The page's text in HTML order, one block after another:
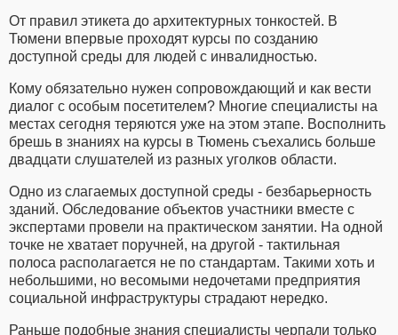
От правил этикета до архитектурных тонкостей. В
Тюмени впервые проходят курсы по созданию
доступной среды для людей с инвалидностью.
Кому обязательно нужен сопровождающий и как вести
диалог с особым посетителем? Многие специалисты на
местах сегодня теряются уже на этом этапе. Восполнить
брешь в знаниях на курсы в Тюмень съехались больше
двадцати слушателей из разных уголков области.
Одно из слагаемых доступной среды - безбарьерность
зданий. Обследование объектов участники вместе с
экспертами провели на практическом занятии. На одной
точке не хватает поручней, на другой - тактильная
полоса располагается не по стандартам. Такими хоть и
небольшими, но весомыми недочетами предприятия
социальной инфраструктуры страдают нередко.
Раньше подобные знания специалисты черпали только